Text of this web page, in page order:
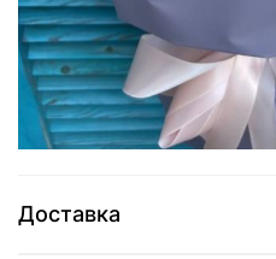
Купить в
Доставка